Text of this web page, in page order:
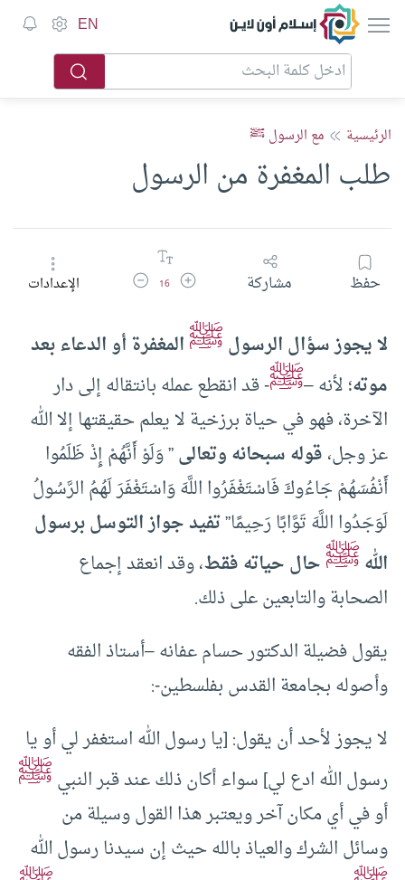
إسلام أون لاين EN
الرئيسية مع الرسول ﷺ
طلب المغفرة من الرسول
حفظ مشاركة زيادة حجم الخط
16 تقليل حجم الخطالإعدادات
لا يجوز سؤال الرسولﷺالمغفرة أو الدعاء بعد
موته؛ لأنه –ﷺ- قد انقطع عمله بانتقاله إلى دار
الآخرة، فهو في حياة برزخية لا يعلم حقيقتها إلا الله
عز وجل،قوله سبحانه وتعالى” وَلَوْ أَنَّهُمْ إِذْ ظَلَمُوا
أَنْفُسَهُمْ جَاءُوكَ فَاسْتَغْفَرُوا اللَّهَ وَاسْتَغْفَرَ لَهُمُ الرَّسُولُ
لَوَجَدُوا اللَّهَ تَوَّابًا رَحِيمًا”تفيد جواز التوسل برسول
اللهﷺحال حياته فقط، وقد انعقد إجماع
الصحابة والتابعين على ذلك.
يقول فضيلة الدكتور حسام عفانه –أستاذ الفقه
وأصوله بجامعة القدس بفلسطين-:
لا يجوز لأحد أن يقول: [يا رسول الله استغفر لي أو يا
رسول الله ادع لي] سواء أكان ذلك عند قبر النبيﷺ
أو في أي مكان آخر ويعتبر هذا القول وسيلة من
وسائل الشرك والعياذ بالله حيث إن سيدنا رسول الله